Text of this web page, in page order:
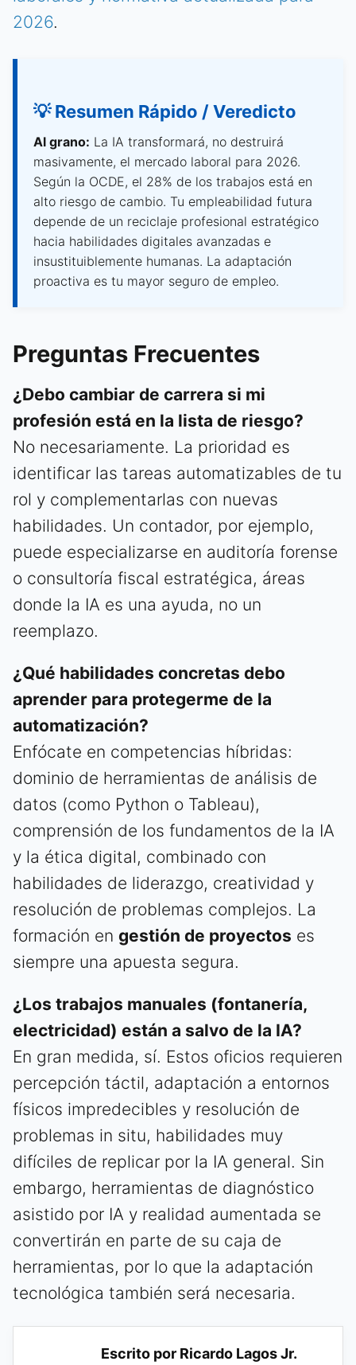
2026.
💡 Resumen Rápido / Veredicto
Al grano: La IA transformará, no destruirá
masivamente, el mercado laboral para 2026.
Según la OCDE, el 28% de los trabajos está en
alto riesgo de cambio. Tu empleabilidad futura
depende de un reciclaje profesional estratégico
hacia habilidades digitales avanzadas e
insustituiblemente humanas. La adaptación
proactiva es tu mayor seguro de empleo.
Preguntas Frecuentes
¿Debo cambiar de carrera si mi
profesión está en la lista de riesgo?
No necesariamente. La prioridad es
identificar las tareas automatizables de tu
rol y complementarlas con nuevas
habilidades. Un contador, por ejemplo,
puede especializarse en auditoría forense
o consultoría fiscal estratégica, áreas
donde la IA es una ayuda, no un
reemplazo.
¿Qué habilidades concretas debo
aprender para protegerme de la
automatización?
Enfócate en competencias híbridas:
dominio de herramientas de análisis de
datos (como Python o Tableau),
comprensión de los fundamentos de la IA
y la ética digital, combinado con
habilidades de liderazgo, creatividad y
resolución de problemas complejos. La
formación en gestión de proyectos es
siempre una apuesta segura.
¿Los trabajos manuales (fontanería,
electricidad) están a salvo de la IA?
En gran medida, sí. Estos oficios requieren
percepción táctil, adaptación a entornos
físicos impredecibles y resolución de
problemas in situ, habilidades muy
difíciles de replicar por la IA general. Sin
embargo, herramientas de diagnóstico
asistido por IA y realidad aumentada se
convertirán en parte de su caja de
herramientas, por lo que la adaptación
tecnológica también será necesaria.
Escrito por Ricardo Lagos Jr.